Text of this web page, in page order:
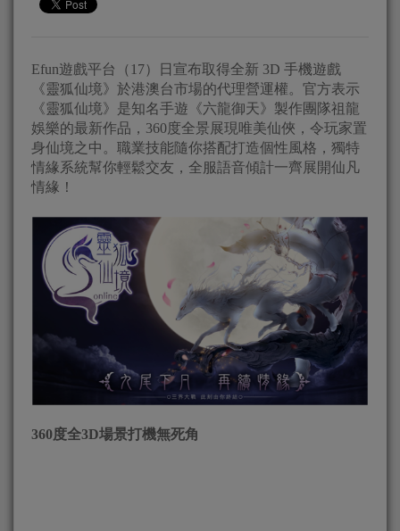
Efun遊戲平台（17）日宣布取得全新 3D 手機遊戲
《靈狐仙境》於港澳台市場的代理營運權。官方表示
《靈狐仙境》是知名手遊《六龍御天》製作團隊祖龍
娛樂的最新作品，360度全景展現唯美仙俠，令玩家置
身仙境之中。職業技能隨你搭配打造個性風格，獨特
情緣系統幫你輕鬆交友，全服語音傾計一齊展開仙凡
情緣！
360度全3D場景打機無死角